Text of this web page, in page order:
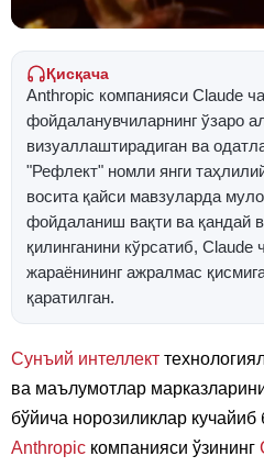
Қисқача
Anthropic компанияси Claude
фойдаланувчиларнинг ўзаро
визуаллаштирадиган ва
"Рефлект" номли янги
восита қайси мавзуларда
фойдаланиш вақти ва қандай
қилинганини кўрсатиб, Claude
жараёнининг ажралмас
қаратилган.
Сунъий интеллект
ва маълумотлар
бўйича норозиликлар кучайиб
Anthropic компанияси ўзининг